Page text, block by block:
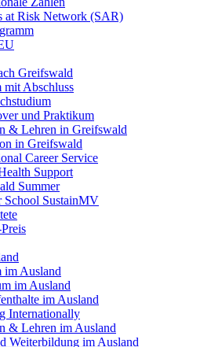
at Risk Network (SAR)
Greifswald
mit Abschluss
und Praktikum
& Lehren in Greifswald
in Greifswald
Career Service
Support
Summer
School SustainMV
im Ausland
im Ausland
im Ausland
Internationally
& Lehren im Ausland
Weiterbildung im Ausland